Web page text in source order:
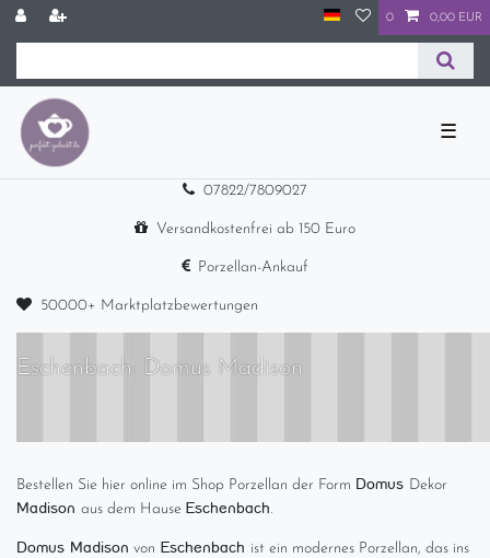
0 0,00 EUR
☰
07822/7809027
Versandkostenfrei ab 150 Euro
Porzellan-Ankauf
50000+ Marktplatzbewertungen
Eschenbach: Domus Madison
Bestellen Sie hier online im Shop Porzellan der Form Domus Dekor
Madison aus dem Hause Eschenbach.
Domus Madison von Eschenbach ist ein modernes Porzellan, das ins